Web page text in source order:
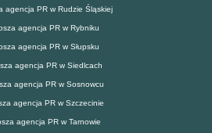
agencja PR w Rudzie Śląskiej
agencja PR w Rybniku
agencja PR w Słupsku
agencja PR w Siedlcach
agencja PR w Sosnowcu
agencja PR w Szczecinie
agencja PR w Tarnowie